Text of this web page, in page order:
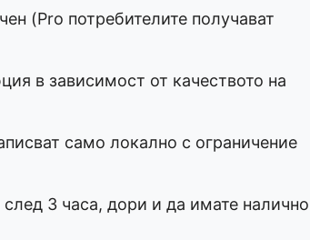
(Pro потребителите получават
в зависимост от качеството на
само локално с ограничение
3 часа, дори и да имате налично